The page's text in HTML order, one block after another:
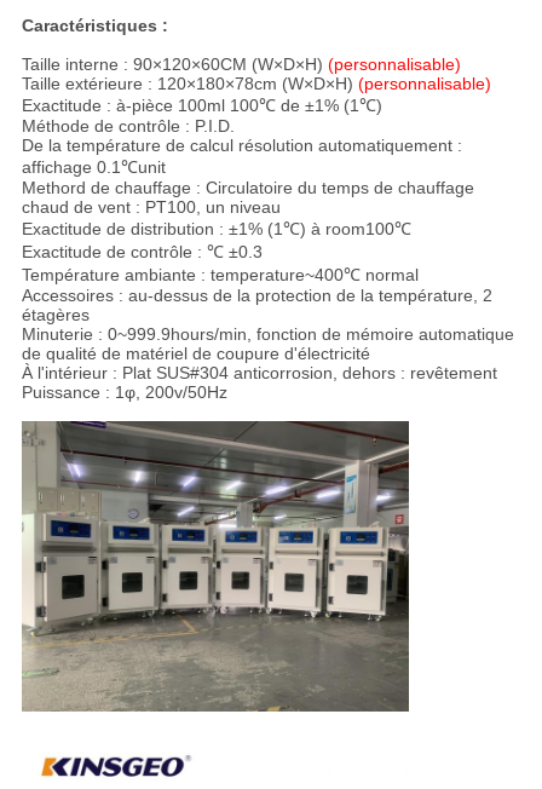
Caractéristiques :
Taille interne : 90×120×60CM (W×D×H) (personnalisable)
Taille extérieure : 120×180×78cm (W×D×H) (personnalisable)
Exactitude : à-pièce 100ml 100℃ de ±1% (1℃)
Méthode de contrôle : P.I.D.
De la température de calcul résolution automatiquement :
affichage 0.1℃unit
Methord de chauffage : Circulatoire du temps de chauffage
chaud de vent : PT100, un niveau
Exactitude de distribution : ±1% (1℃) à room100℃
Exactitude de contrôle : ℃ ±0.3
Température ambiante : temperature~400℃ normal
Accessoires : au-dessus de la protection de la température, 2
étagères
Minuterie : 0~999.9hours/min, fonction de mémoire automatique
de qualité de matériel de coupure d'électricité
À l'intérieur : Plat SUS#304 anticorrosion, dehors : revêtement
Puissance : 1φ, 200v/50Hz